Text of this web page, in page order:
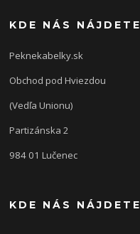
KDE NÁS NÁJDETE
Peknekabelky.sk
Obchod pod Hviezdou
(Vedľa Unionu)
Partizánska 2
984 01 Lučenec
KDE NÁS NÁJDETE